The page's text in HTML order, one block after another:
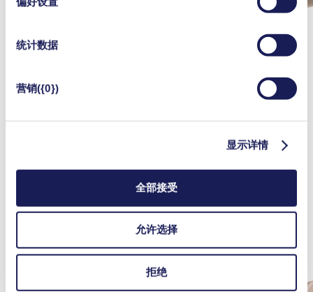
统计数据
营销({0})
显示详情
全部接受
允许选择
拒绝